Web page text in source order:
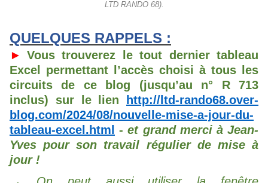
LTD RANDO 68).
QUELQUES RAPPELS :
► Vous trouverez le tout dernier tableau
Excel permettant l’accès choisi à tous les
circuits de ce blog (jusqu’au n° R 713
inclus) sur le lien
http://ltd-rando68.over-
blog.com/2024/08/nouvelle-mise-a-jour-du-
tableau-excel.html
-et grand merci à Jean-
Yves pour son travail régulier de mise à
jour !